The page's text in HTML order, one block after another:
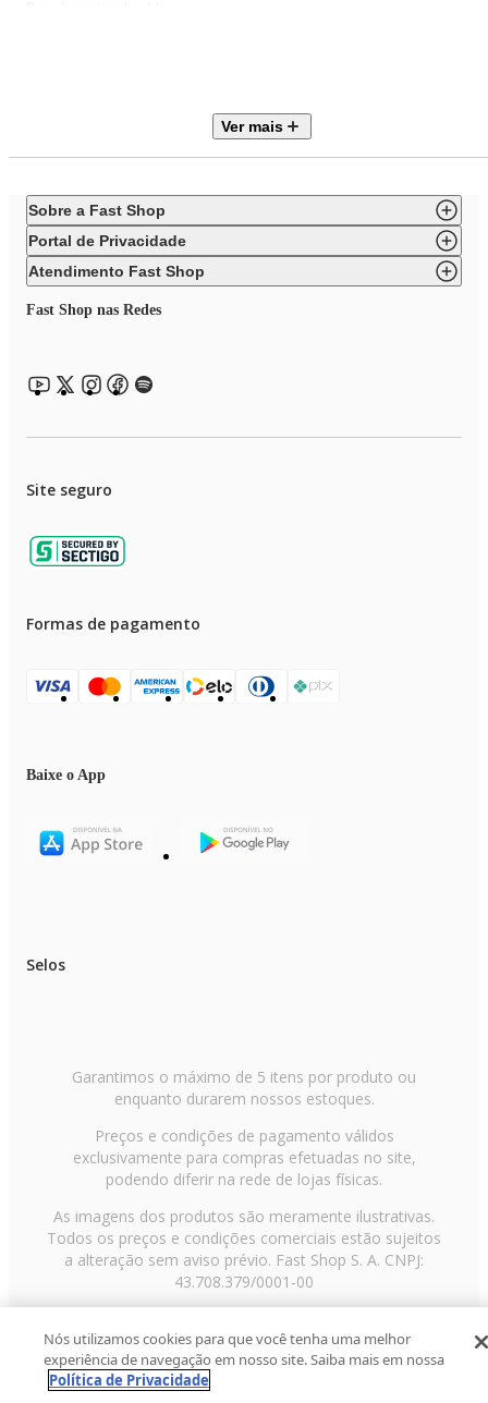
Ver mais
Sobre a Fast Shop
Portal de Privacidade
Atendimento Fast Shop
Fast Shop nas Redes
Site seguro
Formas de pagamento
Baixe o App
Selos
Garantimos o máximo de 5 itens por produto ou
enquanto durarem nossos estoques.
Preços e condições de pagamento válidos
exclusivamente para compras efetuadas no site,
podendo diferir na rede de lojas físicas.
As imagens dos produtos são meramente ilustrativas.
Todos os preços e condições comerciais estão sujeitos
a alteração sem aviso prévio. Fast Shop S. A. CNPJ:
43.708.379/0001-00
Paulo/SP, CEP 02029-001, Telefone: 11 3003-3728 ©
2013 Fast Shop - Todos os direitos reservadosRF
Nós utilizamos cookies para que você tenha uma melhor
experiência de navegação em nosso site. Saiba mais em nossa
Política de Privacidade